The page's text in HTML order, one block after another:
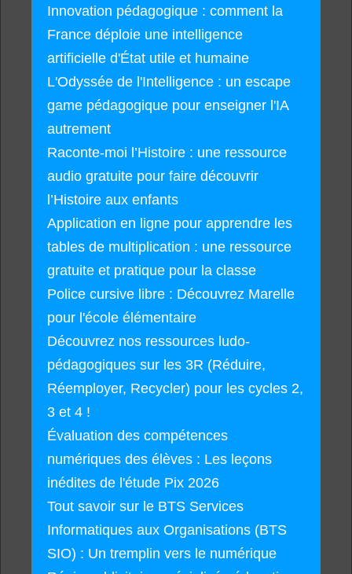
Innovation pédagogique : comment la
France déploie une intelligence
artificielle d'État utile et humaine
L'Odyssée de l'Intelligence : un escape
game pédagogique pour enseigner l'IA
autrement
Raconte-moi l’Histoire : une ressource
audio gratuite pour faire découvrir
l’Histoire aux enfants
Application en ligne pour apprendre les
tables de multiplication : une ressource
gratuite et pratique pour la classe
Police cursive libre : Découvrez Marelle
pour l'école élémentaire
Découvrez nos ressources ludo-
pédagogiques sur les 3R (Réduire,
Réemployer, Recycler) pour les cycles 2,
3 et 4 !
Évaluation des compétences
numériques des élèves : Les leçons
inédites de l'étude Pix 2026
Tout savoir sur le BTS Services
Informatiques aux Organisations (BTS
SIO) : Un tremplin vers le numérique